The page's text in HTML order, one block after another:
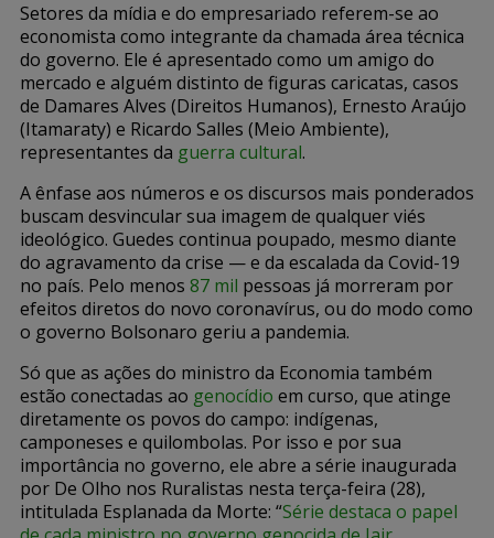
Setores da mídia e do empresariado referem-se ao
economista como integrante da chamada área técnica
do governo. Ele é apresentado como um amigo do
mercado e alguém distinto de figuras caricatas, casos
de Damares Alves (Direitos Humanos), Ernesto Araújo
(Itamaraty) e Ricardo Salles (Meio Ambiente),
representantes da guerra cultural.
A ênfase aos números e os discursos mais ponderados
buscam desvincular sua imagem de qualquer viés
ideológico. Guedes continua poupado, mesmo diante
do agravamento da crise — e da escalada da Covid-19
no país. Pelo menos 87 mil pessoas já morreram por
efeitos diretos do novo coronavírus, ou do modo como
o governo Bolsonaro geriu a pandemia.
Só que as ações do ministro da Economia também
estão conectadas ao genocídio em curso, que atinge
diretamente os povos do campo: indígenas,
camponeses e quilombolas. Por isso e por sua
importância no governo, ele abre a série inaugurada
por De Olho nos Ruralistas nesta terça-feira (28),
intitulada Esplanada da Morte: “Série destaca o papel